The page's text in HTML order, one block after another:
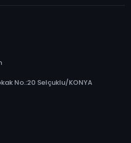
No.:20 Selçuklu/KONYA